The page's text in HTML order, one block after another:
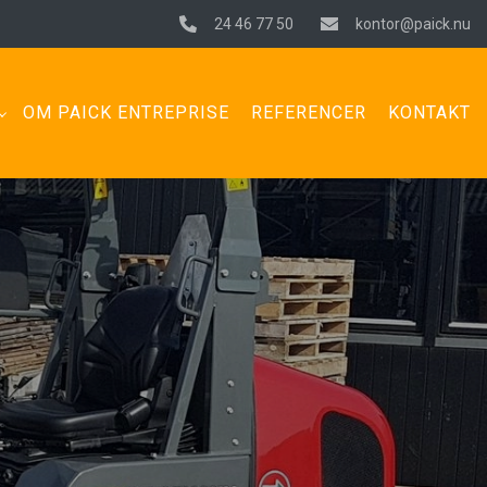
24 46 77 50 kontor@paick.nu
OM PAICK ENTREPRISE REFERENCER KONTAKT